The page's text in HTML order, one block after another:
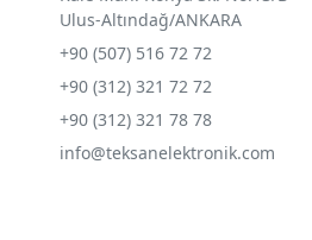
Ulus-Altındağ/ANKARA
+90 (507) 516 72 72
+90 (312) 321 72 72
+90 (312) 321 78 78
info@teksanelektronik.com